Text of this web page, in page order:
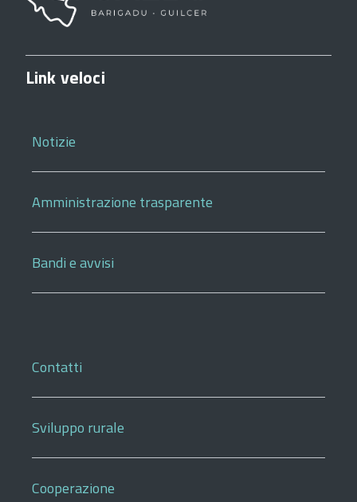
Link veloci
Notizie
Amministrazione trasparente
Bandi e avvisi
Contatti
Sviluppo rurale
Cooperazione